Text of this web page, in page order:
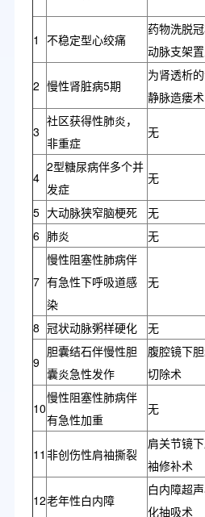
1 不稳定型心绞痛
药物洗脱
动脉支架
2 慢性肾脏病5期
为肾透析
静脉造瘘术
3
社区获得性肺炎，
非重症
无
4
2型糖尿病伴多个并
发症
无
5 大动脉狭窄脑梗死 无
6 肺炎 无
7
慢性阻塞性肺病伴
有急性下呼吸道感
染
无
8 冠状动脉粥样硬化 无
9
胆囊结石伴慢性胆
囊炎急性发作
腹腔镜下
切除术
10
慢性阻塞性肺病伴
有急性加重
无
11 非创伤性肩袖撕裂
肩关节镜
袖修补术
12老年性白内障
白内障超
化抽吸术